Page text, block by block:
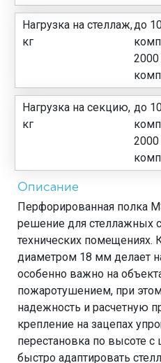
Нагрузка на стеллаж,
кг
до
Нагрузка на секцию,
кг
до
Описание
Перфорированная полка
решение для стеллажных
технических помещениях.
диаметром 18 мм делает
особенно важно на
пожаротушением, при
надежность и расчетную
крепление на зацепах
перестановка по высоте
быстро адаптировать